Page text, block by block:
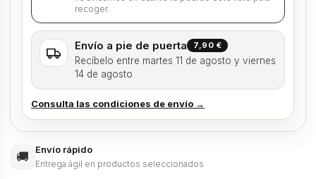
recoger.
Envío a pie de puerta 7,90 €
Recíbelo entre martes 11 de agosto y viernes
14 de agosto
Consulta las condiciones de envío →
🚚 Envío rápido
Entrega ágil en productos seleccionados